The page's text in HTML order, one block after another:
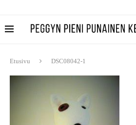
Etusivu DSC08042-1